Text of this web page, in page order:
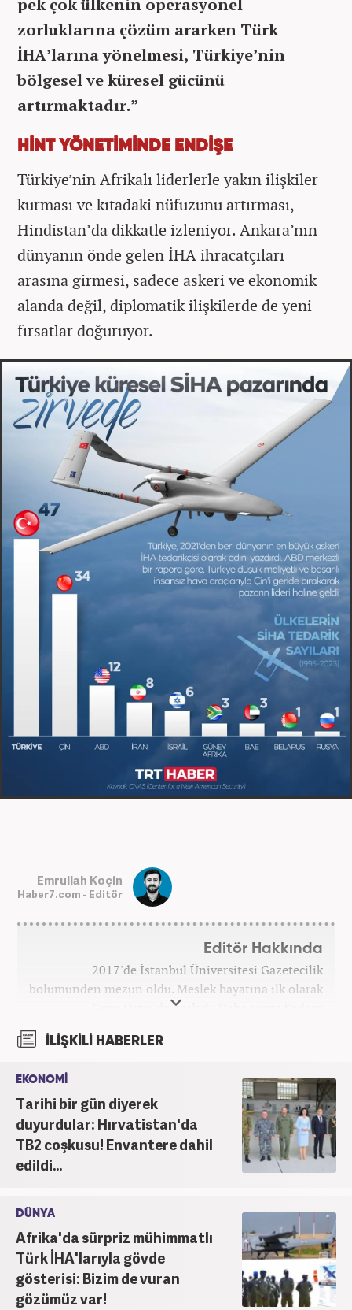
zorluklarına çözüm ararken Türk
İHA’larına yönelmesi, Türkiye’nin
bölgesel ve küresel gücünü
artırmaktadır.”
HİNT YÖNETİMİNDE ENDİŞE
Türkiye’nin Afrikalı liderlerle yakın ilişkiler
kurması ve kıtadaki nüfuzunu artırması,
Hindistan’da dikkatle izleniyor. Ankara’nın
dünyanın önde gelen İHA ihracatçıları
arasına girmesi, sadece askeri ve ekonomik
alanda değil, diplomatik ilişkilerde de yeni
fırsatlar doğuruyor.
Emrullah Koçin
Haber7.com - Editör
Editör Hakkında
2017'de İstanbul Üniversitesi Gazetecilik
bölümünden mezun oldu. Meslek hayatına ilk olarak
Genç Dergi'de başladı. Daha sonra Sadece
yılında Haber7.com ailesine dahil olan Koçin,
hayatına devam etmektedir.
İLİŞKİLİ HABERLER
EKONOMİ
Tarihi bir gün diyerek
duyurdular: Hırvatistan'da
TB2 coşkusu! Envantere dahil
edildi...
DÜNYA
Afrika'da sürpriz mühimmatlı
Türk İHA'larıyla gövde
gösterisi: Bizim de vuran
gözümüz var!